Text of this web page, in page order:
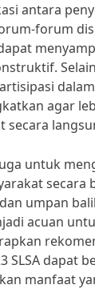
antara
forum
agar
secara
untuk
secara
umpan
acuan
SLSA dapat
manfaat